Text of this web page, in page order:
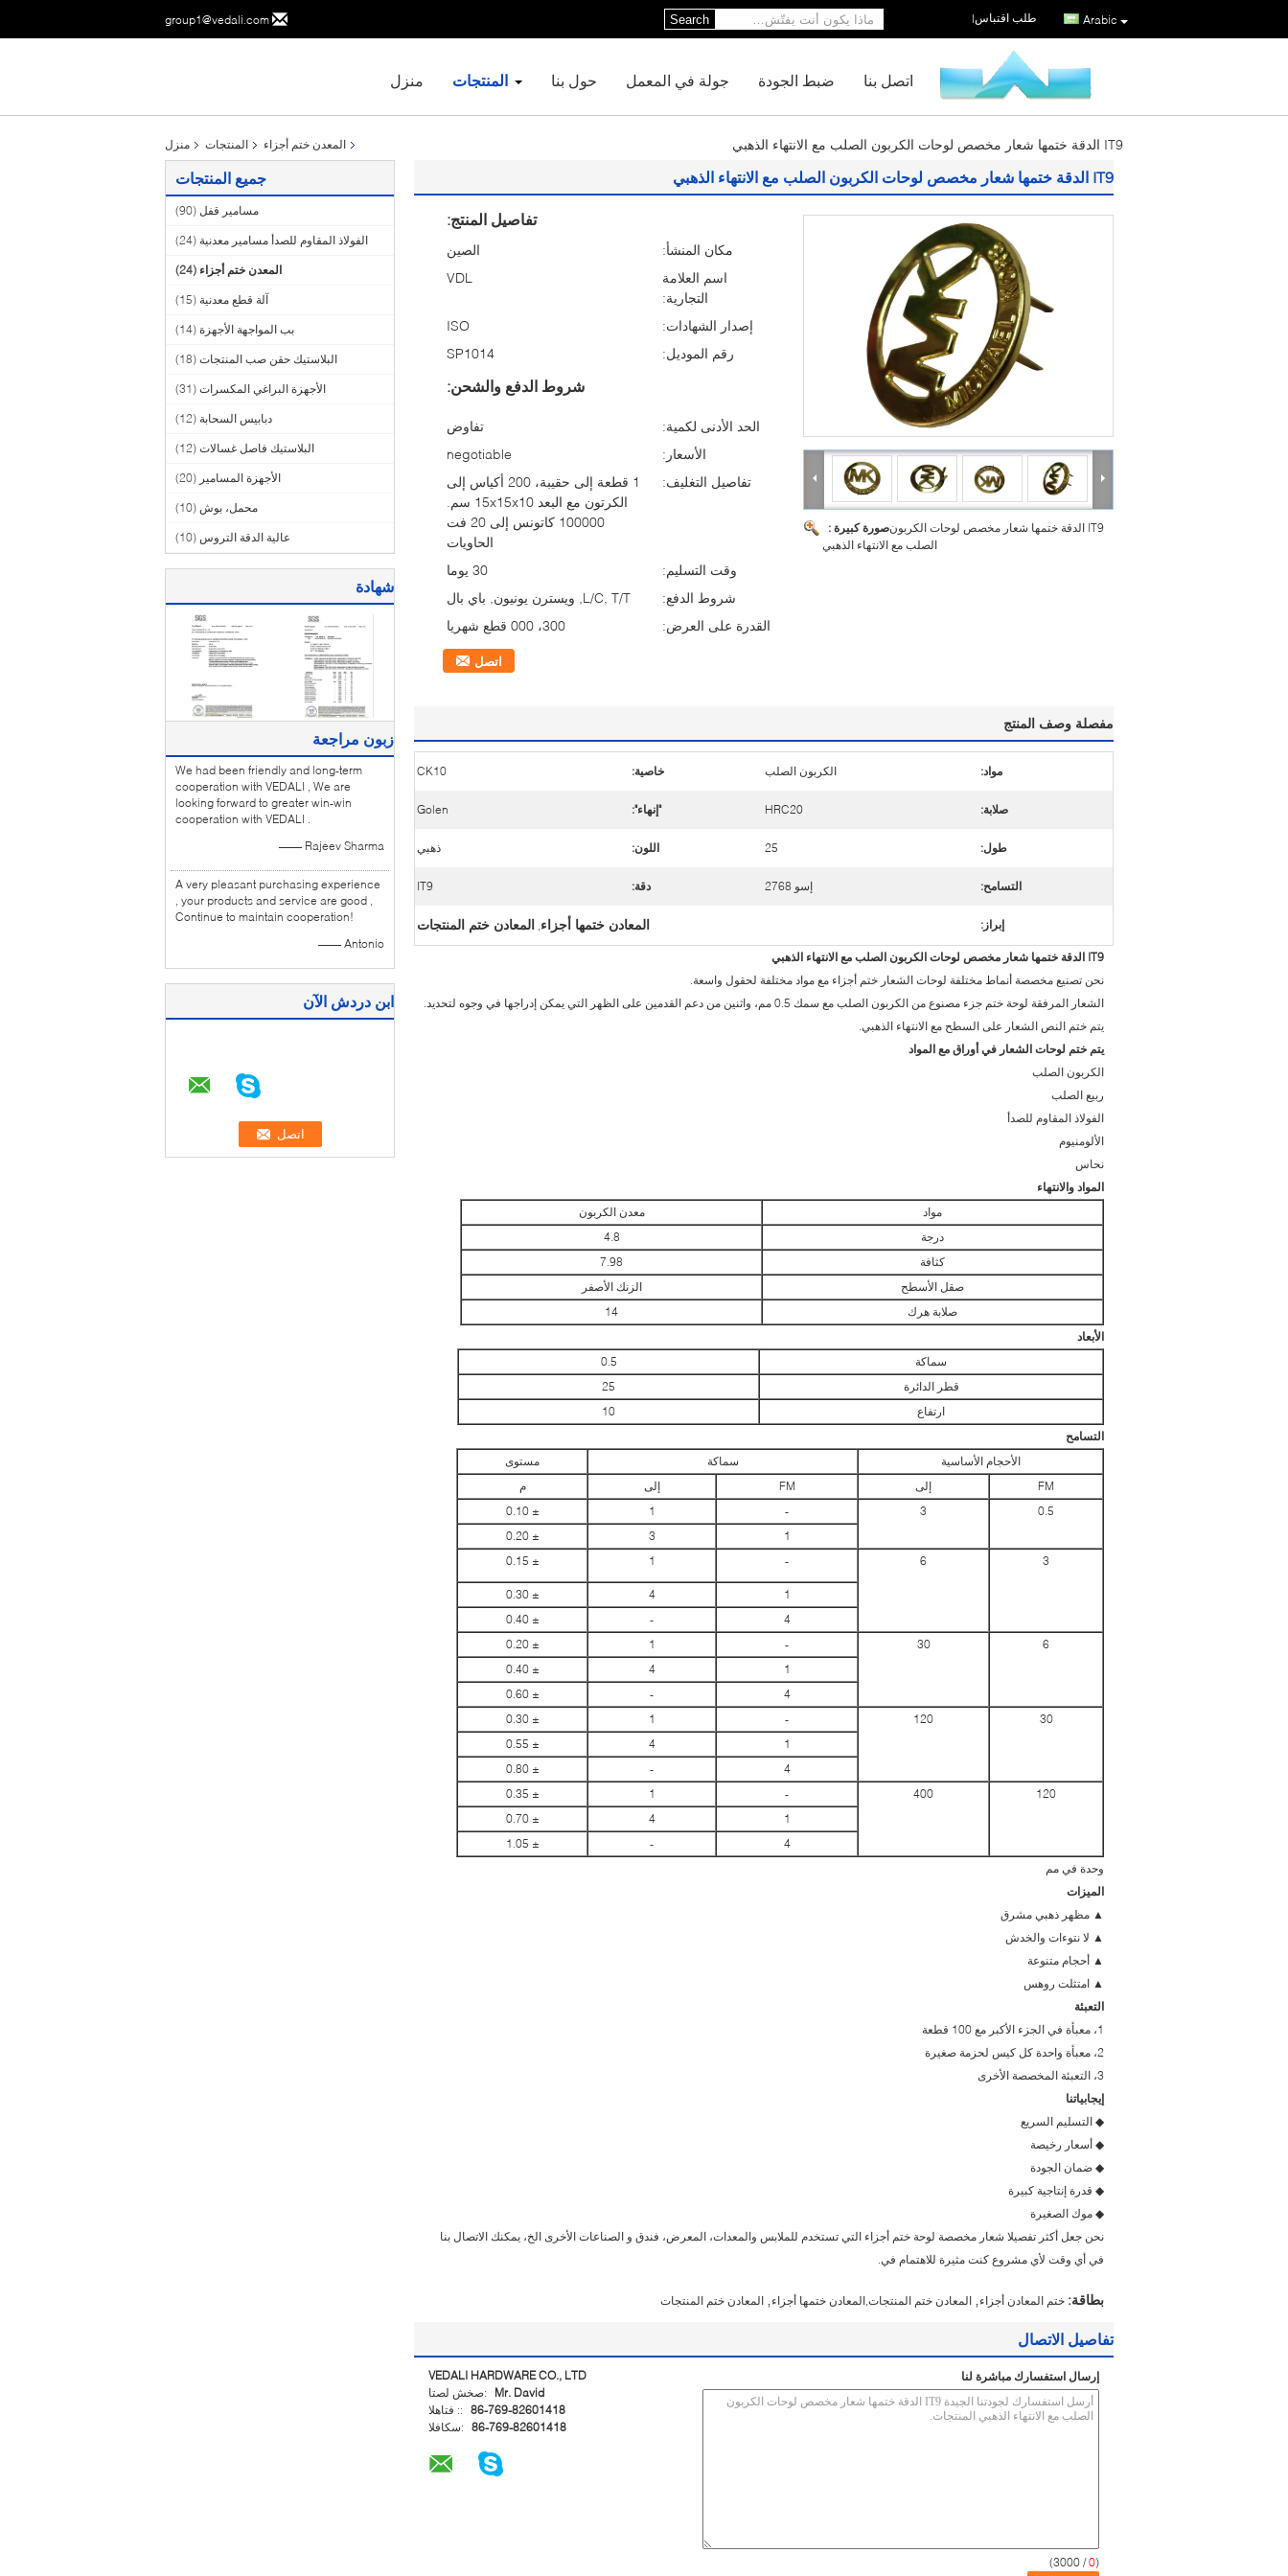
group1@vedali.com Arabic طلب اقتباس|
Search
منزل المنتجات حول بنا جولة في المعمل ضبط الجودة اتصل بنا
منزل المنتجات المعدن ختم أجزاء IT9 الدقة ختمها شعار مخصص لوحات الكربون الصلب مع الانتهاء الذهبي
جميع المنتجات
مسامير قفل (90)
الفولاذ المقاوم للصدأ مسامير معدنية (24)
المعدن ختم أجزاء (24)
آلة قطع معدنية (15)
بب المواجهة الأجهزة (14)
البلاستيك حقن صب المنتجات (18)
الأجهزة البراغي المكسرات (31)
دبابيس السحابة (12)
البلاستيك فاصل غسالات (12)
الأجهزة المسامير (20)
محمل، بوش (10)
عالية الدقة التروس (10)
شهادة
زبون مراجعة
We had been friendly and long-term
cooperation with VEDALI , We are
looking forward to greater win-win
cooperation with VEDALI .
—— Rajeev Sharma
A very pleasant purchasing experience
, your products and service are good ,
Continue to maintain cooperation!
—— Antonio
ابن دردش الآن
IT9 الدقة ختمها شعار مخصص لوحات الكربون الصلب مع الانتهاء الذهبي
صورة كبيرة :IT9 الدقة ختمها شعار مخصص لوحات الكربون
الصلب مع الانتهاء الذهبي
تفاصيل المنتج:
مكان المنشأ:
الصين
اسم العلامة
التجارية:
VDL
إصدار الشهادات:
ISO
رقم الموديل:
SP1014
شروط الدفع والشحن:
الحد الأدنى لكمية:
تفاوض
الأسعار:
negotiable
تفاصيل التغليف:
1 قطعة إلى حقيبة، 200 أكياس إلى
الكرتون مع البعد 15x15x10 سم.
100000 كاتونس إلى 20 فت
الحاويات
وقت التسليم:
30 يوما
شروط الدفع:
L/C, T/T, ويسترن يونيون, باي بال
القدرة على العرض:
300، 000 قطع شهريا
اتصل
مفصلة وصف المنتج
مواد: الكربون الصلب خاصية: CK10
صلابة: HRC20 "إنهاء": Golen
طول: 25 اللون: ذهبي
التسامح: إسو 2768 دقة: IT9
إبراز: المعادن ختمها أجزاء, المعادن ختم المنتجات
IT9 الدقة ختمها شعار مخصص لوحات الكربون الصلب مع الانتهاء الذهبي
نحن تصنيع مخصصة أنماط مختلفة لوحات الشعار ختم أجزاء مع مواد مختلفة لحقول واسعة.
الشعار المرفقة لوحة ختم جزء مصنوع من الكربون الصلب مع سمك 0.5 مم، واثنين من دعم القدمين على الظهر التي يمكن إدراجها في وجوه لتحديد.
يتم ختم النص الشعار على السطح مع الانتهاء الذهبي.
يتم ختم لوحات الشعار في أوراق مع المواد
الكربون الصلب
ربيع الصلب
الفولاذ المقاوم للصدأ
الألومنيوم
نحاس
المواد والانتهاء
مواد
معدن الكربون
درجة
4.8
كثافة
7.98
صقل الأسطح
الزنك الأصفر
صلابة هرك
14
الأبعاد
سماكة
0.5
قطر الدائرة
25
ارتفاع
10
التسامح
الأحجام الأساسية
سماكة
مستوى
FM
إلى FM إلى
م
0.5
3
-
1
± 0.10
1
3
± 0.20
3
6
-
1
± 0.15
1
4
± 0.30
4
-
± 0.40
6
30
-
1
± 0.20
1
4
± 0.40
4
-
± 0.60
30
120
-
1
± 0.30
1
4
± 0.55
4
-
± 0.80
120
400
-
1
± 0.35
1
4
± 0.70
4
-
± 1.05
وحدة في مم
الميزات
▲ مظهر ذهبي مشرق
▲ لا نتوءات والخدش
▲ أحجام متنوعة
▲ امتثلت روهس
التعبئة
1، معبأة في الجزء الأكبر مع 100 قطعة
2، معبأة واحدة كل كيس لحزمة صغيرة
3، التعبئة المخصصة الأخرى
إيجابياتنا
◆ التسليم السريع
◆ أسعار رخيصة
◆ ضمان الجودة
◆ قدرة إنتاجية كبيرة
◆ موك الصغيرة
نحن جعل أكثر تفصيلا شعار مخصصة لوحة ختم أجزاء التي تستخدم للملابس والمعدات، المعرض، فندق و الصناعات الأخرى الخ، يمكنك الاتصال بنا
في أي وقت لأي مشروع كنت مثيرة للاهتمام في.
بطاقة: ختم المعادن أجزاء المعادن ختم المنتجات,المعادن ختمها أجزاء المعادن ختم المنتجات
تفاصيل الاتصال
VEDALI HARDWARE CO., LTD
اتصل شخص:
Mr. David
الهاتف :: 86-769-82601418
الفاكس: 86-769-82601418
إرسال استفسارك مباشرة لنا
(
0
/ 3000)